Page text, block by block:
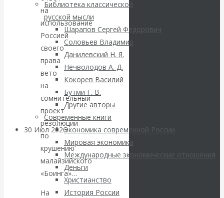
Библиотека классической
русской мысли
Шарапов Сергей Федорович
Соловьев Владимир
Данилевский Н. Я.
Нечволодов А. Д.
Кокорев Василий
Бутми Г. В.
Другие авторы
Современные книги
Экономика современной России
Мировая экономика
Международные экономические отношения
Деньги
Христианство
История России
ВАлентин
Катасонов.
Саммит НАТО в
Турции: Drang
nach Osten
30 Июл 2026Банки
Валентин
Катасонов. Кто
на
использование
Россией
своего
права
вето
на
сомнительный
проект
резолюции
по
крушению
малайзийского
«Боинга»…
На